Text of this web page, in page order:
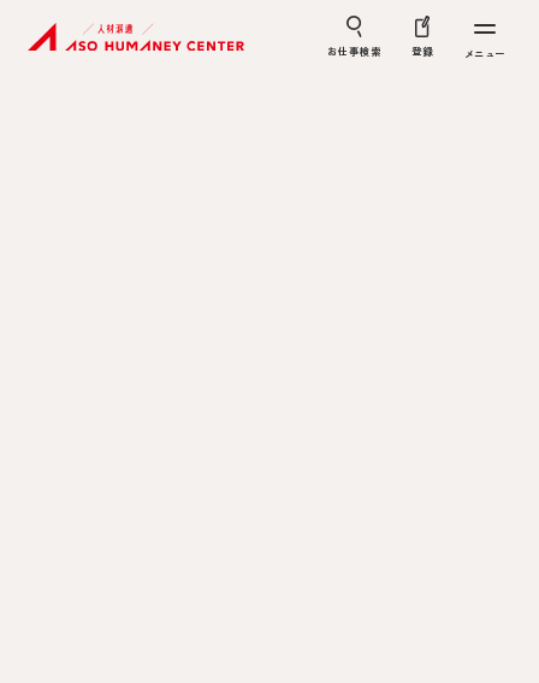
お仕事検索 登録